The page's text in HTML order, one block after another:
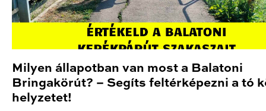
Milyen állapotban van most a Balatoni
Bringakörút? – Segíts feltérképezni a tó
helyzetet!